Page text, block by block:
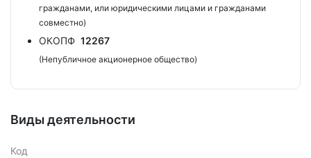
гражданами, или юридическими лицами и гражданами
совместно)
ОКОПФ 12267
(Непубличное акционерное общество)
Виды деятельности
Код